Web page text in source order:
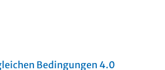
Bedingungen 4.0